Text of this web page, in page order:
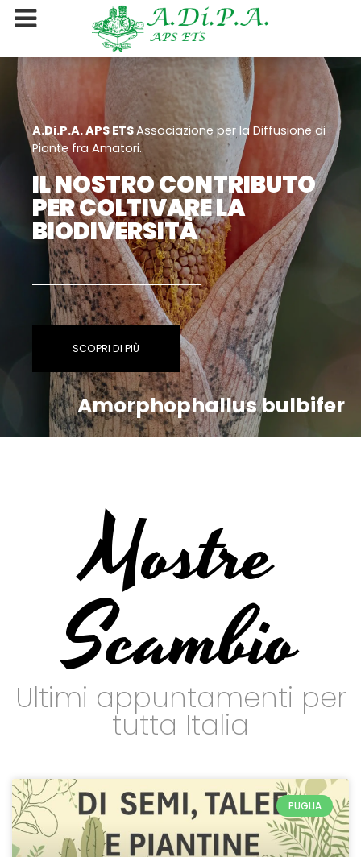
A.Di.P.A. APS ETSAssociazione per la Diffusione di
Piante fra Amatori.
IL NOSTRO CONTRIBUTO
PER COLTIVARE LA
BIODIVERSITÀ
SCOPRI DI PIÙ
Amorphophallus bulbifer
Mostre
Scambio
Ultimi appuntamenti per
tutta Italia
PUGLIA